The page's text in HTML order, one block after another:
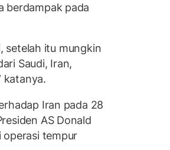
berdampak pada
setelah itu mungkin
Saudi, Iran,
katanya.
Iran pada 28
AS Donald
operasi tempur